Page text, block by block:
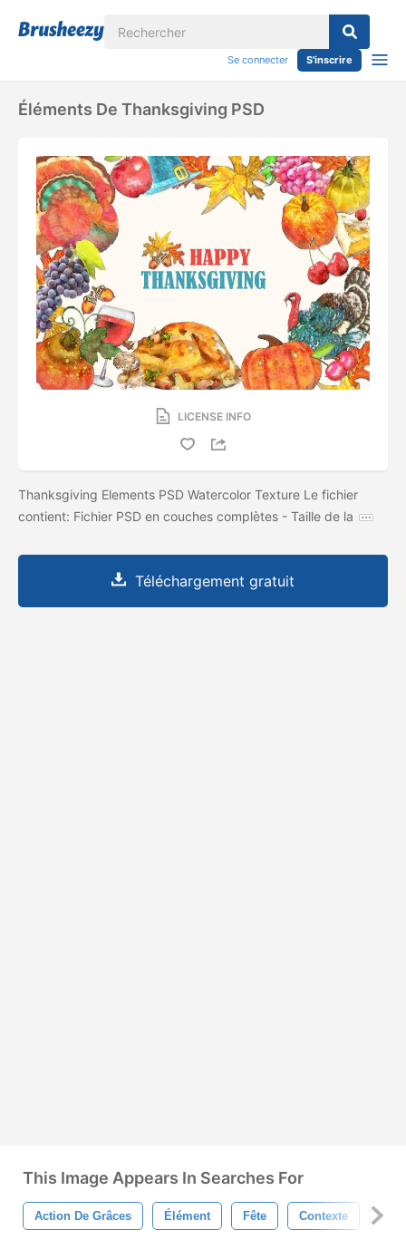
Se connecter S'inscrire
Éléments De Thanksgiving PSD
LICENSE INFO
Thanksgiving Elements PSD Watercolor Texture Le fichier
contient: Fichier PSD en couches complètes - Taille de la
Téléchargement gratuit
This Image Appears In Searches For
Action De Grâces Élément Fête Contexte